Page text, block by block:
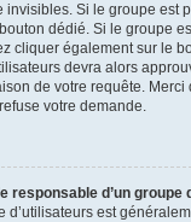
invisibles. Si le groupe est
dédié. Si le groupe
cliquer également sur le
devra alors
de votre requête. Merci
votre demande.
responsable d’un groupe
d’utilisateurs est